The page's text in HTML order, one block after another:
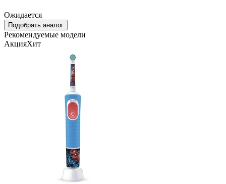
Ожидается
Подобрать аналог
Рекомендуемые модели
АкцияХит